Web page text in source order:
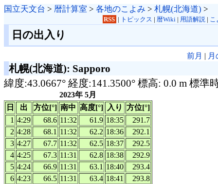
国立天文台 > 暦計算室 > 各地のこよみ > 札幌(北海道) >
RSS | トピックス | 暦Wiki| 用語解説| こ
日の出入り
前月 |
札幌(北海道): Sapporo
緯度:43.0667° 経度:141.3500° 標高: 0.0 m 標準
2023年 5月
日
出 方位[°] 南中 高度[°] 入り
方位[°]
1 4:29 68.6 11:32 61.9 18:35
291.7
2 4:28 68.1 11:32 62.2 18:36
292.1
3 4:27 67.7 11:32 62.5 18:37
292.5
4 4:25 67.3 11:31 62.8 18:38
292.9
5 4:24 66.9 11:31 63.1 18:40
293.4
6 4:23 66.5 11:31 63.4 18:41
293.8